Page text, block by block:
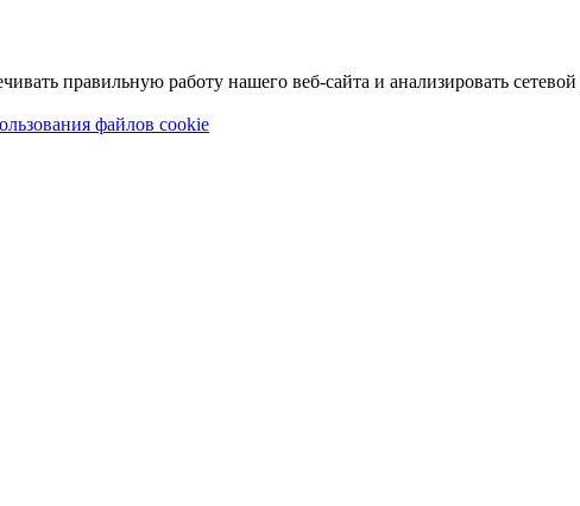
правильную работу нашего веб-сайта и анализировать
файлов cookie